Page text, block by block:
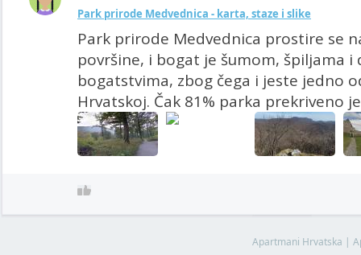
Park prirode Medvednica - karta, staze i slike
Park prirode Medvednica prostire se
površine, i bogat je šumom, špiljama
bogatstvima, zbog čega i jeste jedno
Hrvatskoj. Čak 81% parka prekriveno
Apartmani Hrvatska |